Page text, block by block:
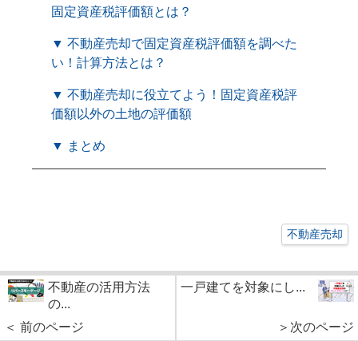
固定資産税評価額とは？
▼ 不動産売却で固定資産税評価額を調べた
い！計算方法とは？
▼ 不動産売却に役立てよう！固定資産税評
価額以外の土地の評価額
▼ まとめ
不動産売却
不動産の活用方法
の...
＜ 前のページ
一戸建てを対象にし...
＞次のページ